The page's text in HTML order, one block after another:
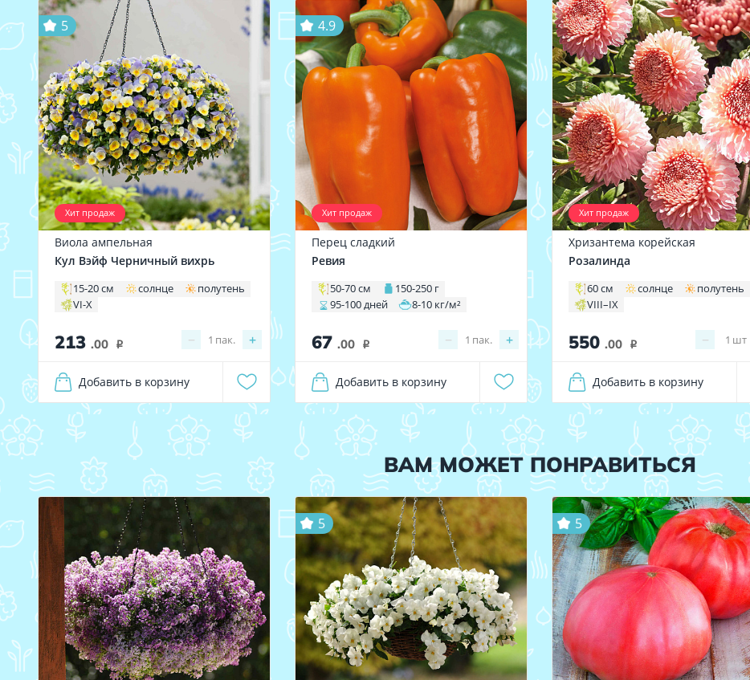
Хит продаж
5
Виола ампельная
Кул Вэйф Черничный вихрь
15-20 см солнце
полутень
VI-X
213 .00 i − +
1 пак.
Добавить в корзину
Хит продаж
4.9
Перец сладкий
Ревия
50-70 см
150-250 г
95-100 дней
8-10 кг/м²
67 .00 i − +
1 пак.
Добавить в корзину
Хит продаж
Хризантема корейская
Розалинда
60 см солнце
полутень
VIII–IX
550 .00 i − 1 шт
Добавить в корзину
ВАМ МОЖЕТ ПОНРАВИТЬСЯ
5 5